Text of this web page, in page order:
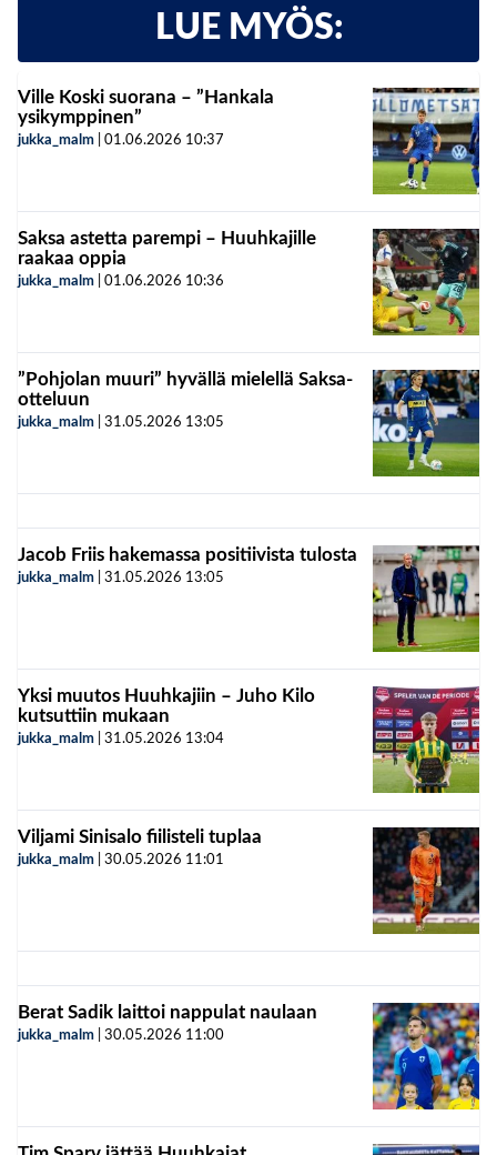
LUE MYÖS:
Ville Koski suorana – ”Hankala
ysikymppinen”
jukka_malm 01.06.2026 10:37
Saksa astetta parempi – Huuhkajille
raakaa oppia
jukka_malm 01.06.2026 10:36
”Pohjolan muuri” hyvällä mielellä Saksa-
otteluun
jukka_malm 31.05.2026 13:05
Jacob Friis hakemassa positiivista tulosta
jukka_malm 31.05.2026 13:05
Yksi muutos Huuhkajiin – Juho Kilo
kutsuttiin mukaan
jukka_malm 31.05.2026 13:04
Viljami Sinisalo fiilisteli tuplaa
jukka_malm 30.05.2026 11:01
Berat Sadik laittoi nappulat naulaan
jukka_malm 30.05.2026 11:00